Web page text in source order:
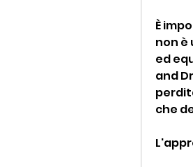
È
non è
ed
and
che